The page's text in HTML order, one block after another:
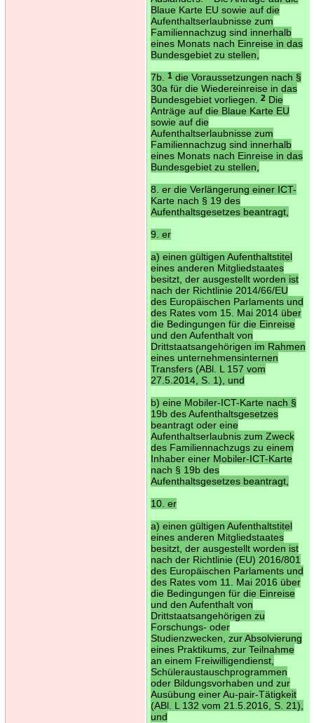
Blaue Karte EU sowie auf die
Aufenthaltserlaubnisse zum
Familiennachzug sind innerhalb
eines Monats nach Einreise in das
Bundesgebiet zu stellen,
7b.
1die Voraussetzungen nach §
30a für die Wiedereinreise in das
Bundesgebiet vorliegen.
2Die
Anträge auf die Blaue Karte EU
sowie auf die
Aufenthaltserlaubnisse zum
Familiennachzug sind innerhalb
eines Monats nach Einreise in das
Bundesgebiet zu stellen,
8. er die Verlängerung einer ICT-
Karte nach § 19 des
Aufenthaltsgesetzes beantragt,
9. er
a) einen gültigen Aufenthaltstitel
eines anderen Mitgliedstaates
besitzt, der ausgestellt worden ist
nach der Richtlinie 2014/66/EU
des Europäischen Parlaments und
des Rates vom 15. Mai 2014 über
die Bedingungen für die Einreise
und den Aufenthalt von
Drittstaatsangehörigen im Rahmen
eines unternehmensinternen
Transfers (ABl. L 157 vom
27.5.2014, S. 1), und
b) eine Mobiler-ICT-Karte nach §
19b des Aufenthaltsgesetzes
beantragt oder eine
Aufenthaltserlaubnis zum Zweck
des Familiennachzugs zu einem
Inhaber einer Mobiler-ICT-Karte
nach § 19b des
Aufenthaltsgesetzes beantragt,
10. er
a) einen gültigen Aufenthaltstitel
eines anderen Mitgliedstaates
besitzt, der ausgestellt worden ist
nach der Richtlinie (EU) 2016/801
des Europäischen Parlaments und
des Rates vom 11. Mai 2016 über
die Bedingungen für die Einreise
und den Aufenthalt von
Drittstaatsangehörigen zu
Forschungs- oder
Studienzwecken, zur Absolvierung
eines Praktikums, zur Teilnahme
an einem Freiwilligendienst,
Schüleraustauschprogrammen
oder Bildungsvorhaben und zur
Ausübung einer Au-pair-Tätigkeit
(ABl. L 132 vom 21.5.2016, S. 21),
und